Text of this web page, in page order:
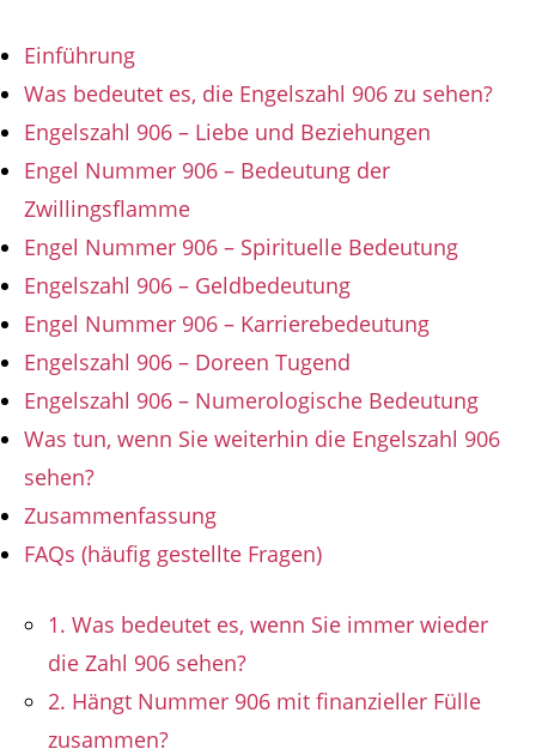
Einführung
Was bedeutet es, die Engelszahl 906 zu sehen?
Engelszahl 906 – Liebe und Beziehungen
Engel Nummer 906 – Bedeutung der
Zwillingsflamme
Engel Nummer 906 – Spirituelle Bedeutung
Engelszahl 906 – Geldbedeutung
Engel Nummer 906 – Karrierebedeutung
Engelszahl 906 – Doreen Tugend
Engelszahl 906 – Numerologische Bedeutung
Was tun, wenn Sie weiterhin die Engelszahl 906
sehen?
Zusammenfassung
FAQs (häufig gestellte Fragen)
1. Was bedeutet es, wenn Sie immer wieder
die Zahl 906 sehen?
2. Hängt Nummer 906 mit finanzieller Fülle
zusammen?